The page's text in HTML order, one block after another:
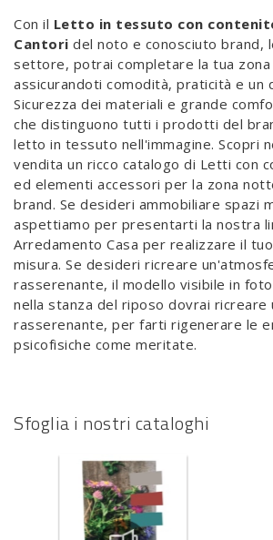
Con il Letto in tessuto con
Cantori del noto e conosciuto brand,
settore, potrai completare la tua
assicurandoti comodità, praticità e un
Sicurezza dei materiali e grande
che distinguono tutti i prodotti del
letto in tessuto nell'immagine. Scopri
vendita un ricco catalogo di Letti con
ed elementi accessori per la zona
brand. Se desideri ammobiliare spazi
aspettiamo per presentarti la nostra
Arredamento Casa per realizzare il
misura. Se desideri ricreare
rasserenante, il modello visibile in
nella stanza del riposo dovrai ricreare
rasserenante, per farti rigenerare le
psicofisiche come meritate.
Sfoglia i nostri cataloghi